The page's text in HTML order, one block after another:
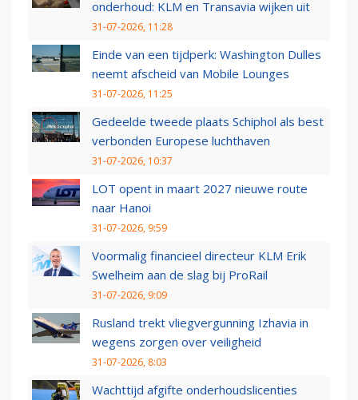
onderhoud: KLM en Transavia wijken uit
31-07-2026, 11:28
Einde van een tijdperk: Washington Dulles
neemt afscheid van Mobile Lounges
31-07-2026, 11:25
Gedeelde tweede plaats Schiphol als best
verbonden Europese luchthaven
31-07-2026, 10:37
LOT opent in maart 2027 nieuwe route
naar Hanoi
31-07-2026, 9:59
Voormalig financieel directeur KLM Erik
Swelheim aan de slag bij ProRail
31-07-2026, 9:09
Rusland trekt vliegvergunning Izhavia in
wegens zorgen over veiligheid
31-07-2026, 8:03
Wachttijd afgifte onderhoudslicenties